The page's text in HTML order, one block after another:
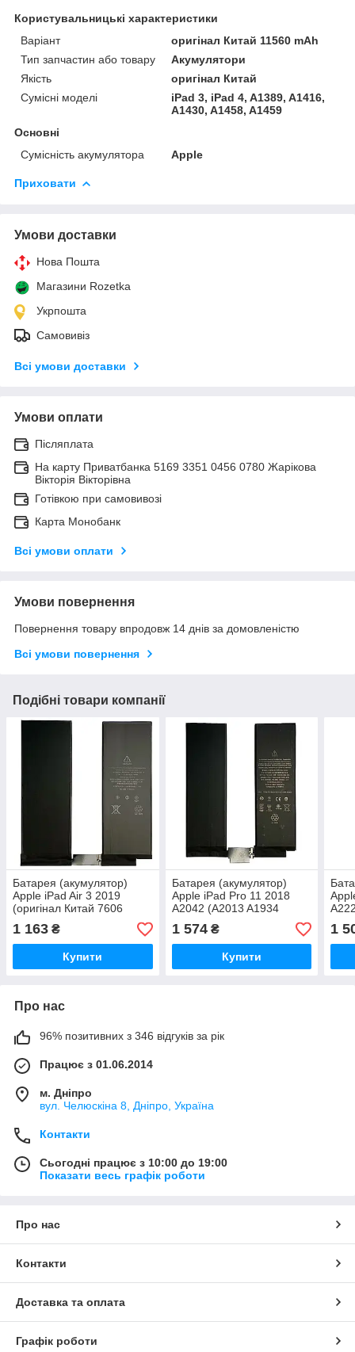
Користувальницькі характеристики
Варіант
оригінал Китай 11560 mAh
Тип запчастин або товару
Акумулятори
Якість
оригінал Китай
Сумісні моделі
iPad 3, iPad 4, A1389, A1416,
A1430, A1458, A1459
Основні
Сумісність акумулятора
Apple
Приховати
Умови доставки
Нова Пошта
Магазини Rozetka
Укрпошта
Самовивіз
Всі умови доставки
Умови оплати
Післяплата
На карту Приватбанка 5169 3351 0456 0780 Жарікова
Вікторія Вікторівна
Готівкою при самовивозі
Карта Монобанк
Всі умови оплати
Умови повернення
Повернення товару впродовж 14 днів за домовленістю
Всі умови повернення
Подібні товари компанії
Батарея (акумулятор)
Apple iPad Air 3 2019
(оригінал Китай 7606
mAh)
1 163 ₴
Купити
Батарея (акумулятор)
Apple iPad Pro 11 2018
A2042 (A2013 A1934
A1980 A1979) (оригінал
Китай 7812 mAh)
1 574₴
Купити
1
Про нас
96% позитивних з 346 відгуків за рік
Працює з 01.06.2014
м. Дніпро
вул. Челюскіна 8, Дніпро, Україна
Контакти
Сьогодні працює з 10:00 до 19:00
Показати весь графік роботи
Про нас
Контакти
Доставка та оплата
Графік роботи